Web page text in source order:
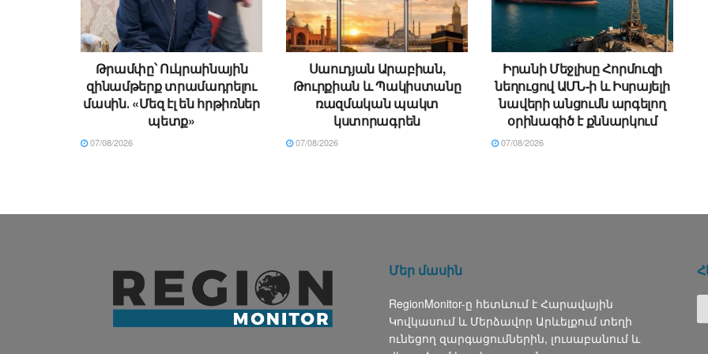
Թրամփը՝ Ուկրաինային
զինամթերք տրամադրելու
մասին․ «Մեզ էլ են հրթիռներ
պետք»
07/08/2026
Սաուդյան Արաբիան,
Թուրքիան և Պակիստանը
ռազմական պակտ
կստորագրեն
07/08/2026
Իրանի Մեջլիսը Հորմուզի
նեղուցով ԱՄՆ-ի և Իսրայելի
նավերի անցումն արգելող
օրինագիծ է քննարկում
07/08/2026
Մեր մասին
RegionMonitor-ը հետևում է Հարավային
Կովկասում և Մերձավոր Արևելքում տեղի
ունեցող զարգացումներին, լուսաբանում և